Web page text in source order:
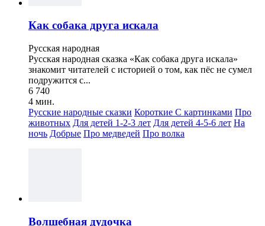
Как собака друга искала
Русская народная
Русская народная сказка «Как собака друга искала»
знакомит читателей с историей о том, как пёс не сумел
подружится с...
6 740
4 мин.
Русские народные сказки Короткие С картинками Про
животных Для детей 1-2-3 лет Для детей 4-5-6 лет На
ночь Добрые Про медведей Про волка
Волшебная дудочка